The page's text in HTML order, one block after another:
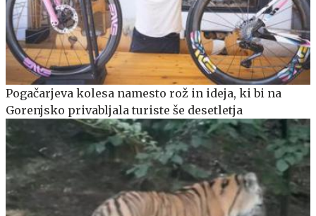
Pogačarjeva kolesa namesto rož in ideja, ki bi na
Gorenjsko privabljala turiste še desetletja